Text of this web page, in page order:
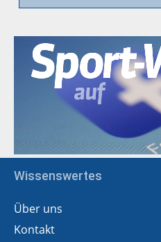
Wissenswertes
Über uns
Kontakt